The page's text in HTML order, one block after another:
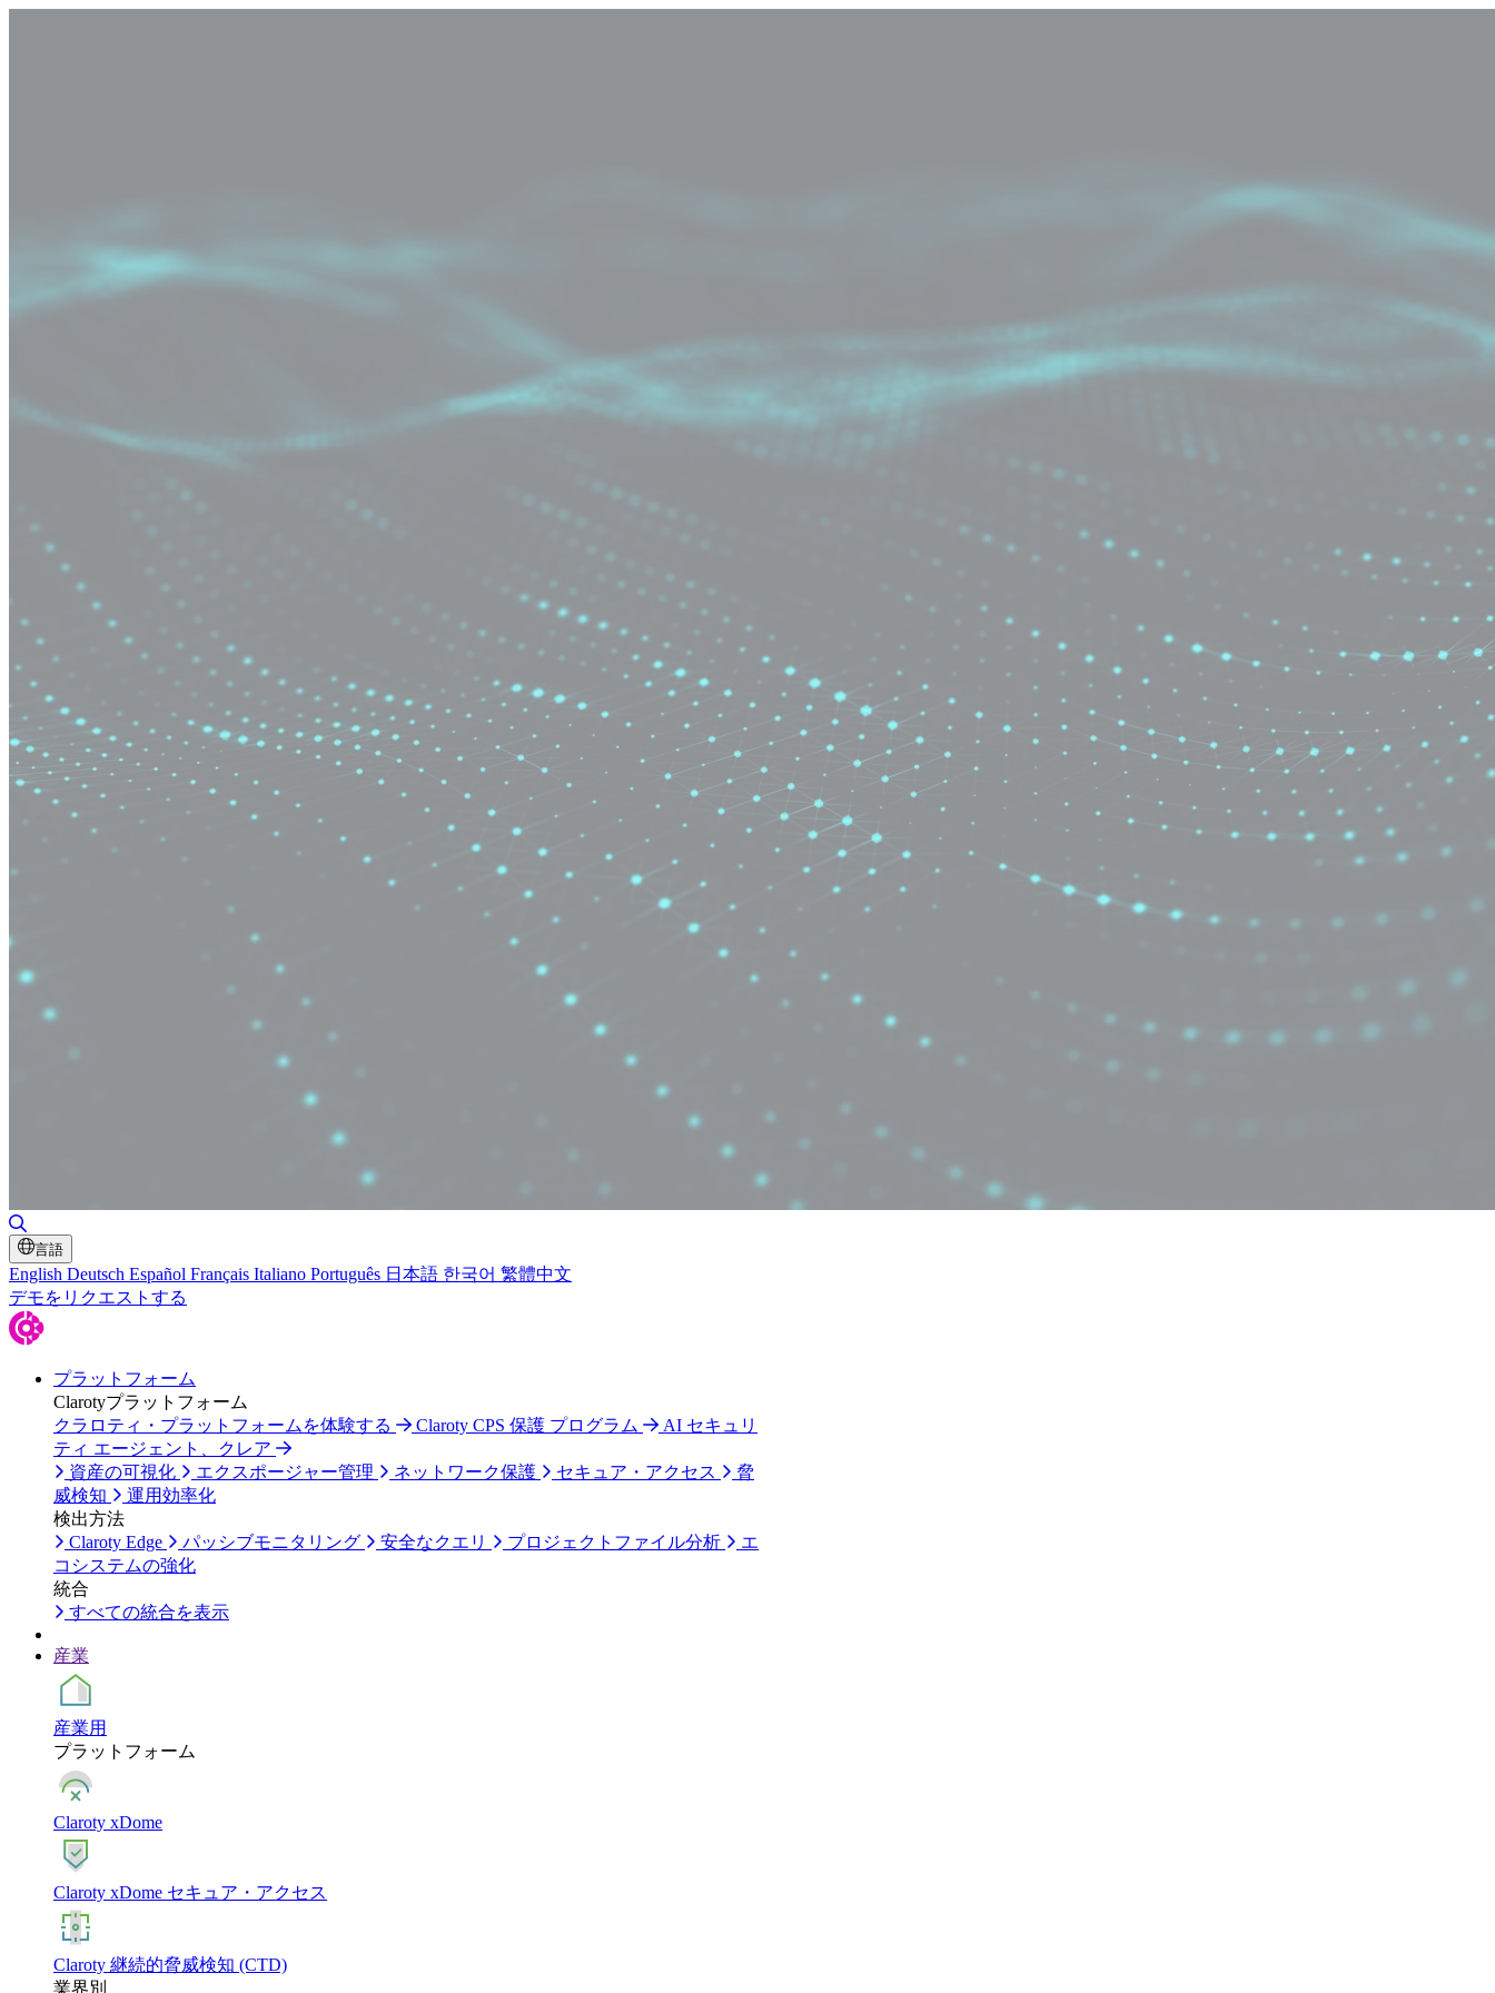
言語
English Deutsch Español Français Italiano Português 日本語 한국어 繁體中文
デモをリクエストする
プラットフォーム
Clarotyプラットフォーム
クラロティ・プラットフォームを体験する
Claroty CPS 保護 プログラム
AI セキュリ
ティ エージェント、クレア
資産の可視化
エクスポージャー管理 ネットワーク保護 セキュア・アクセス
脅
威検知
運用効率化
検出方法
Claroty Edge
パッシブモニタリング 安全なクエリ プロジェクトファイル分析
エ
コシステムの強化
統合
すべての統合を表示
産業
産業用
プラットフォーム
Claroty xDome
Claroty xDome セキュア・アクセス
Claroty 継続的脅威検知 (CTD)
業界別